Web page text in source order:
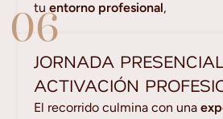
tuentorno profesional,
JORNADA
ACTIVACIÓN
06
El recorrido culmina con una